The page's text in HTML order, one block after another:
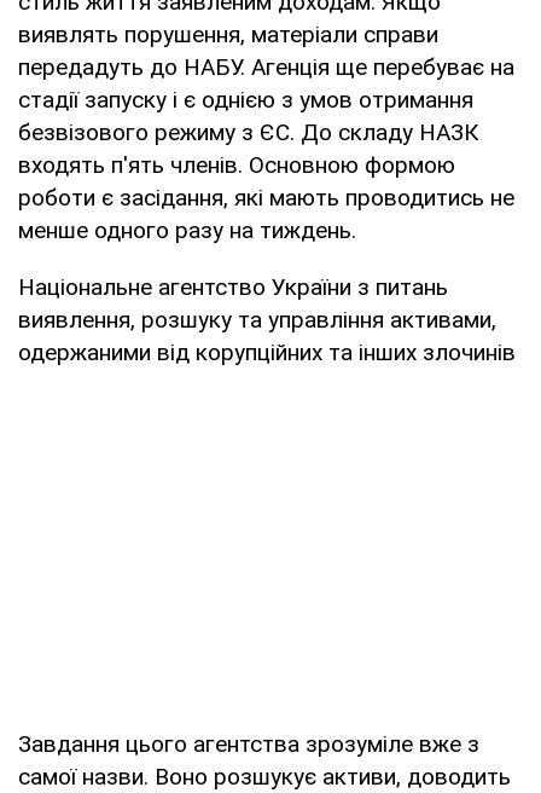
виявлять порушення, матеріали справи
передадуть до НАБУ. Агенція ще перебуває на
стадії запуску і є однією з умов отримання
безвізового режиму з ЄС. До складу НАЗК
входять п'ять членів. Основною формою
роботи є засідання, які мають проводитись не
менше одного разу на тиждень.
Національне агентство України з питань
виявлення, розшуку та управління активами,
одержаними від корупційних та інших злочинів
Завдання цього агентства зрозуміле вже з
самої назви. Воно розшукує активи, доводить